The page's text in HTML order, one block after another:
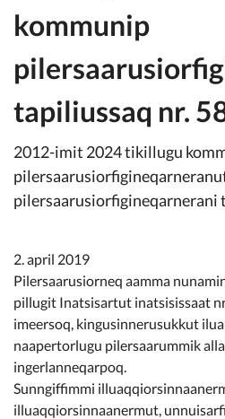
Imminut sullinneq
Kommunimi pilersaarut
Kommune pillugu
kommunip
tapiliussaq nr.
2012-imit 2024 tikillugu
pilersaarusiorfigineqarnerani
2. april 2019
Pilersaarusiorneq aamma
pillugit Inatsisartut inatsisissaat
imeersoq, kingusinnerusukkut
naapertorlugu pilersaarummik
ingerlanneqarpoq.
Sunngiffimmi
illuaqqiorsinnaanermut,